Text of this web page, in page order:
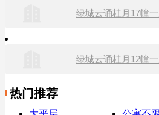
绿城云诵桂月17幢
绿城云诵桂月12幢
热门推荐